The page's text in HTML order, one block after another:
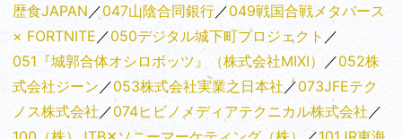
歴食JAPAN ／047山陰合同銀行／049戦国合戦メタバース
× FORTNITE ／050デジタル城下町プロジェクト ／
051『城郭合体オシロボッツ』（株式会社MIXI）
／052株
式会社ジーン ／053株式会社実業之日本社 ／073JFEテク
ノス株式会社 ／074ヒビノメディアテクニカル株式会社 ／